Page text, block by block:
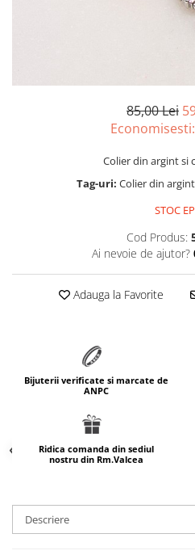
marimea 66
SETURI ARGINT
marime reglabila
marimea 51
marimea 52
marimea 54
marimea 55
85,00 Lei
Economisesti:
Colier din argint si
Tag-uri: Colier din
STOC
Cod Produs:
Ai nevoie de ajutor?
Adauga la Favorite
Bijuterii verificate si marcate de
ANPC
Ridica comanda din sediul
nostru din Rm.Valcea
Descriere